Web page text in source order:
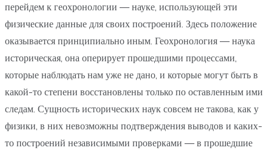
перейдем к геохронологии — науке, использующей эти
физические данные для своих построений. Здесь положение
оказывается принципиально иным. Геохронология — наука
историческая, она оперирует прошедшими процессами,
которые наблюдать нам уже не дано, и которые могут быть в
какой-то степени восстановлены только по оставленным ими
следам. Сущность исторических наук совсем не такова, как у
физики, в них невозможны подтверждения выводов и каких-
то построений независимыми проверками — в прошедшие